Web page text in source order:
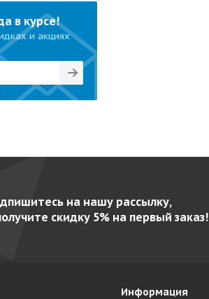
в курсе!
и акциях
на нашу рассылку,
скидку 5% на первый заказ!
Информация